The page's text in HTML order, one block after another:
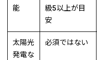
能
級5以上が目
安
太陽光
発電な
必須ではない